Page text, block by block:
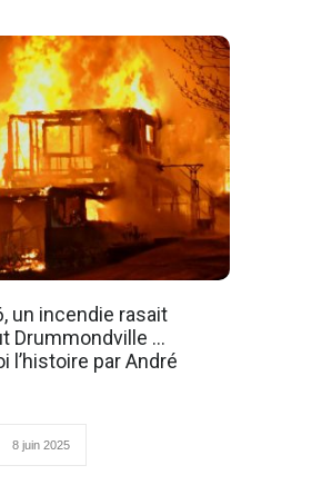
un incendie rasait
Drummondville …
l’histoire par André
8 juin 2025